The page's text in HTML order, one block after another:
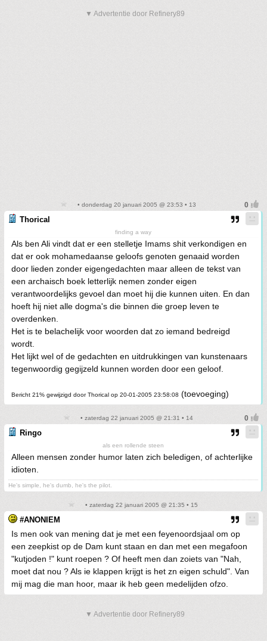
▼ Advertentie door Refinery89
• donderdag 20 januari 2005 @ 23:53 • 13
Thorical
finding a way
Als ben Ali vindt dat er een stelletje Imams shit verkondigen en
dat er ook mohamedaanse geloofs genoten genaaid worden
door lieden zonder eigengedachten maar alleen de tekst van
een archaisch boek letterlijk nemen zonder eigen
verantwoordelijks gevoel dan moet hij die kunnen uiten. En dan
hoeft hij niet alle dogma's die binnen die groep leven te
overdenken.
Het is te belachelijk voor woorden dat zo iemand bedreigd
wordt.
Het lijkt wel of de gedachten en uitdrukkingen van kunstenaars
tegenwoordig gegijzeld kunnen worden door een geloof.
Bericht 21% gewijzigd door Thorical op 20-01-2005 23:58:08 (toevoeging)
• zaterdag 22 januari 2005 @ 21:31 • 14
Ringo
als een rollende steen
Alleen mensen zonder humor laten zich beledigen, of achterlijke
idioten.
He's simple, he's dumb, he's the pilot.
• zaterdag 22 januari 2005 @ 21:35 • 15
#ANONIEM
Is men ook van mening dat je met een feyenoordsjaal om op
een zeepkist op de Dam kunt staan en dan met een megafoon
"kutjoden !" kunt roepen ? Of heeft men dan zoiets van "Nah,
moet dat nou ? Als ie klappen krijgt is het zn eigen schuld". Van
mij mag die man hoor, maar ik heb geen medelijden ofzo.
▼ Advertentie door Refinery89